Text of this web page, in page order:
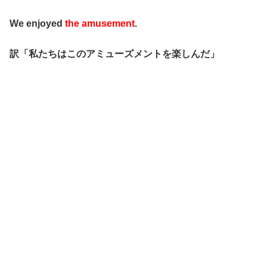
We enjoyed the amusement.
訳「私たちはこのアミューズメントを楽しんだ」